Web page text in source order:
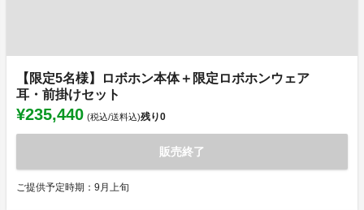
【限定5名様】ロボホン本体＋限定ロボホンウェア
耳・前掛けセット
¥235,440 (税込/送料込)残り0
販売終了
ご提供予定時期：9月上旬